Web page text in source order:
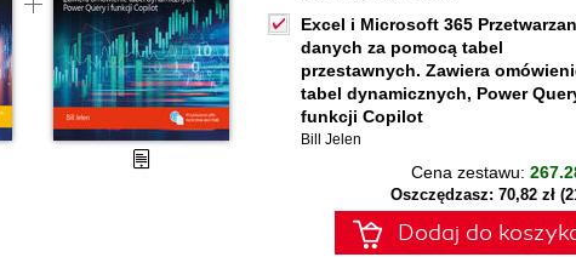
Excel i Microsoft 365
danych za pomocą tabel
przestawnych. Zawiera
tabel dynamicznych, Power
funkcji Copilot
Bill Jelen
Cena zestawu:
Oszczędzasz: 70,82 zł
Dodaj do